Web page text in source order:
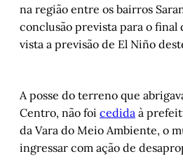
na região entre os bairros
conclusão prevista para o final
vista a previsão de El Niño
A posse do terreno que
Centro, não foi cedida à
da Vara do Meio Ambiente, o
ingressar com ação de